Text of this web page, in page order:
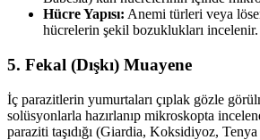
Hücre Yapısı: Anemi türleri veya
hücrelerin şekil bozuklukları incelenir.
5. Fekal (Dışkı) Muayene
İç parazitlerin yumurtaları çıplak gözle
solüsyonlarla hazırlanıp mikroskopta
paraziti taşıdığı (Giardia, Koksidiyoz,